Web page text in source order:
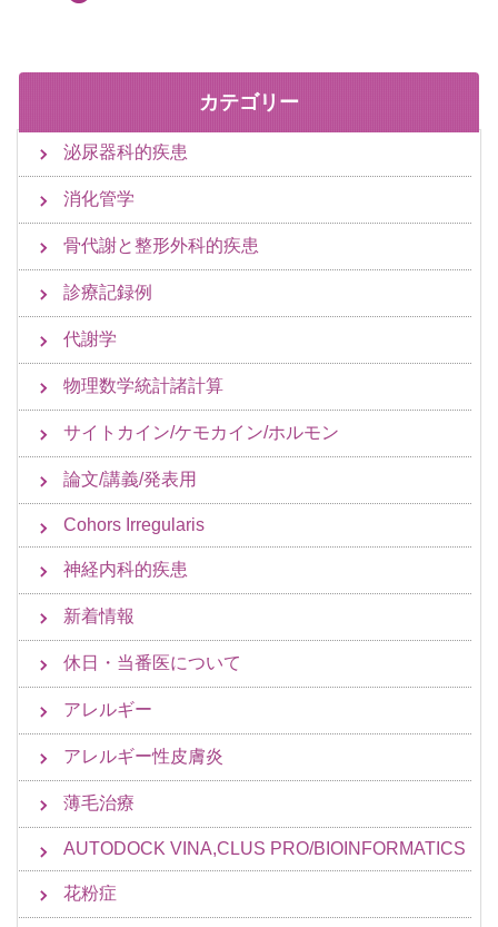
カテゴリー
泌尿器科的疾患
消化管学
骨代謝と整形外科的疾患
診療記録例
代謝学
物理数学統計諸計算
サイトカイン/ケモカイン/ホルモン
論文/講義/発表用
Cohors Irregularis
神経内科的疾患
新着情報
休日・当番医について
アレルギー
アレルギー性皮膚炎
薄毛治療
AUTODOCK VINA,CLUS PRO/BIOINFORMATICS
花粉症